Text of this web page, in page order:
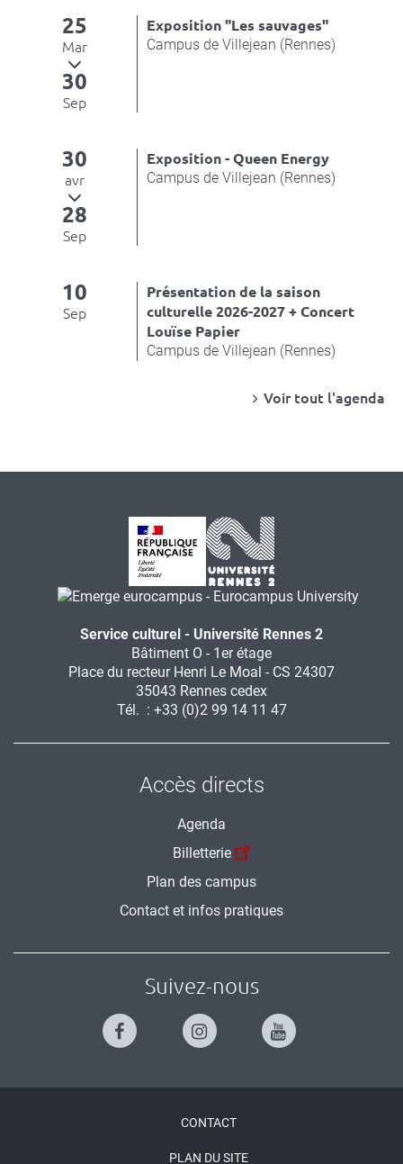
25
Mar
30
Sep
Exposition "Les sauvages"
Campus de Villejean (Rennes)
30
avr
28
Sep
Exposition - Queen Energy
Campus de Villejean (Rennes)
10
Sep
Présentation de la saison
culturelle 2026-2027 + Concert
Louïse Papier
Campus de Villejean (Rennes)
Voir tout l'agenda
Service culturel - Université Rennes 2
Bâtiment O - 1er étage
Place du recteur Henri Le Moal - CS 24307
35043 Rennes cedex
Tél. : +33 (0)2 99 14 11 47
Accès directs
Agenda
Billetterie
Plan des campus
Contact et infos pratiques
Suivez-nous
CONTACT
PLAN DU SITE